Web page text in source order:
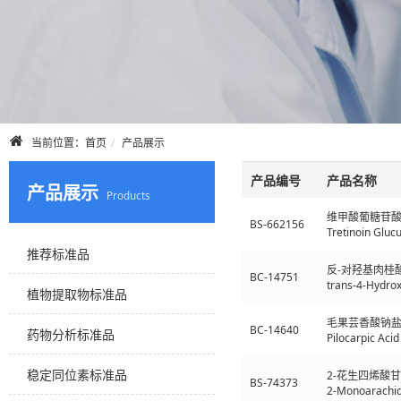
当前位置： 首页 产品展示
产品展示 Products
推荐标准品
植物提取物标准品
药物分析标准品
稳定同位素标准品
产品编号 产品名称
BS-662156
维甲酸葡糖苷酸
Tretinoin
BC-14751
反-对羟基肉桂
trans-4-
BC-14640
毛果芸香酸钠盐
Pilocarpic
BS-74373
2-花生四烯酸
2-